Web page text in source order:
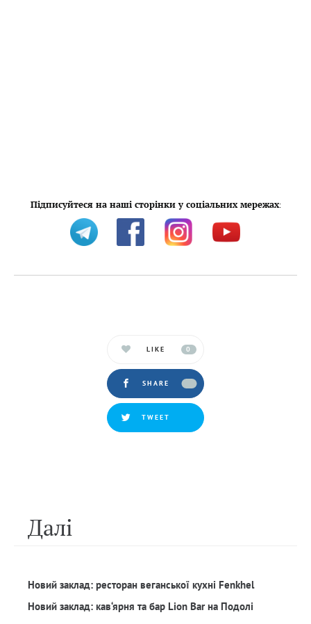
Підписуйтеся на наші сторінки у соціальних мережах:
LIKE 0
SHARE
TWEET
Далi
Новий заклад: ресторан веганської кухні Fenkhel
Новий заклад: кав‘ярня та бар Lion Bar на Подолі